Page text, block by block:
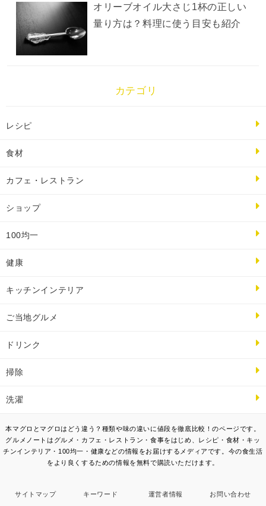
オリーブオイル大さじ1杯の正しい
量り方は？料理に使う目安も紹介
カテゴリ
レシピ
食材
カフェ・レストラン
ショップ
100均一
健康
キッチンインテリア
ご当地グルメ
ドリンク
掃除
洗濯
本マグロとマグロはどう違う？種類や味の違いに値段を徹底比較！のページです。
グルメノートはグルメ・カフェ・レストラン・食事をはじめ、レシピ・食材・キッ
チンインテリア・100均一・健康などの情報をお届けするメディアです。今の食生活
をより良くするための情報を無料で購読いただけます。
サイトマップ キーワード 運営者情報 お問い合わせ